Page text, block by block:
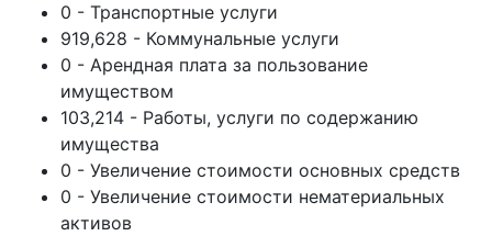
0 - Транспортные услуги
919,628 - Коммунальные услуги
0 - Арендная плата за пользование
имуществом
103,214 - Работы, услуги по содержанию
имущества
0 - Увеличение стоимости основных средств
0 - Увеличение стоимости нематериальных
активов